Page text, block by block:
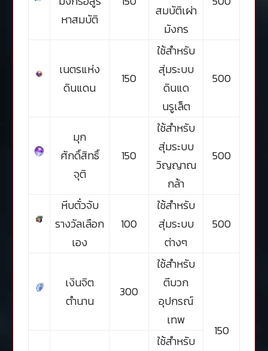
หาสมบัติ
สมบัติเผ่า
มังกร
เนตรแห่ง
ดินแดน
150
ใช้สำหรับ
สุ่มระบบ
ดินแด
นรูเล็ต
500
มุก
ศักดิ์สิทธิ์
จุติ
150
ใช้สำหรับ
สุ่มระบบ
วิญญาณ
กล้า
500
หีบตั๋วจับ
รางวัลเลือก
เอง
100
ใช้สำหรับ
สุ่มระบบ
ต่างๆ
500
เงินจิต
ตำนาน
300
ใช้สำหรับ
ตีบวก
อุปกรณ์
เทพ
150
ใช้สำหรับ